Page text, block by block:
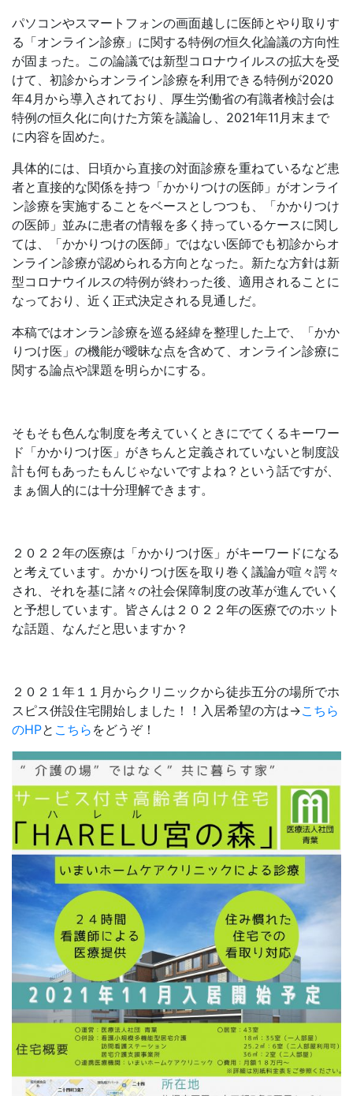
パソコンやスマートフォンの画面越しに医師とやり取りす
る「オンライン診療」に関する特例の恒久化論議の方向性
が固まった。この論議では新型コロナウイルスの拡大を受
けて、初診からオンライン診療を利用できる特例が2020
年4月から導入されており、厚生労働省の有識者検討会は
特例の恒久化に向けた方策を議論し、2021年11月末まで
に内容を固めた。
具体的には、日頃から直接の対面診療を重ねているなど患
者と直接的な関係を持つ「かかりつけの医師」がオンライ
ン診療を実施することをベースとしつつも、「かかりつけ
の医師」並みに患者の情報を多く持っているケースに関し
ては、「かかりつけの医師」ではない医師でも初診からオ
ンライン診療が認められる方向となった。新たな方針は新
型コロナウイルスの特例が終わった後、適用されることに
なっており、近く正式決定される見通しだ。
本稿ではオンラン診療を巡る経緯を整理した上で、「かか
りつけ医」の機能が曖昧な点を含めて、オンライン診療に
関する論点や課題を明らかにする。
そもそも色んな制度を考えていくときにでてくるキーワー
ド「かかりつけ医」がきちんと定義されていないと制度設
計も何もあったもんじゃないですよね？という話ですが、
まぁ個人的には十分理解できます。
２０２２年の医療は「かかりつけ医」がキーワードになる
と考えています。かかりつけ医を取り巻く議論が喧々諤々
され、それを基に諸々の社会保障制度の改革が進んでいく
と予想しています。皆さんは２０２２年の医療でのホット
な話題、なんだと思いますか？
２０２１年１１月からクリニックから徒歩五分の場所でホ
スピス併設住宅開始しました！！入居希望の方は→こちら
のHPと こちら をどうぞ！